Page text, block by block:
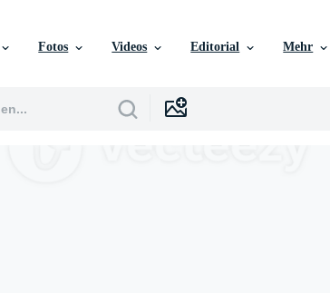
Fotos Videos Editorial Mehr